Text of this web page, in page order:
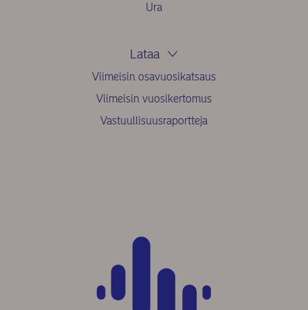
Ura
Lataa
Viimeisin osavuosikatsaus
Viimeisin vuosikertomus
Vastuullisuusraportteja